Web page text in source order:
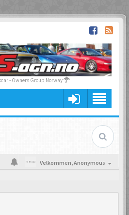
- Owners Group Norway
Velkommen,Anonymous